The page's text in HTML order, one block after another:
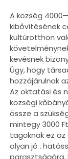
A község
kibővítésének
kultúrotthon
kevésnek
Úgy, hogy
hozzájárulnak
Az oktatási és
községi
össze a
mintegy 3000
tagoknak ez
olyan jó .
parasztságára,